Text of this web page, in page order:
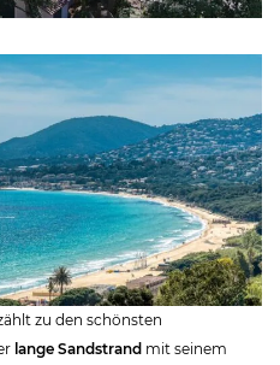
zu den schönsten
lange Sandstrand mit seinem